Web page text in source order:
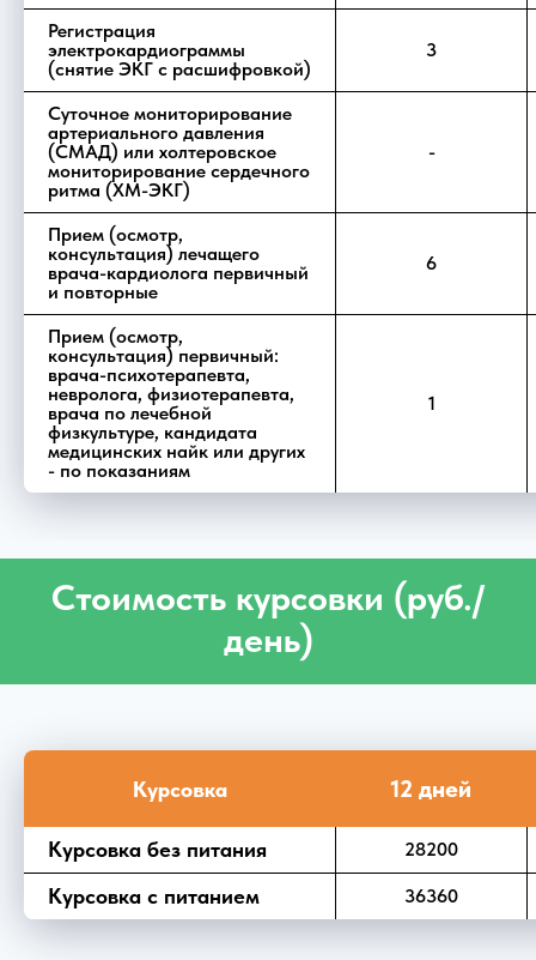
Регистрация
электрокардиограммы
(снятие ЭКГ с расшифровкой)
3
Суточное мониторирование
артериального давления
(СМАД) или холтеровское
мониторирование сердечного
ритма (ХМ-ЭКГ)
-
Прием (осмотр,
консультация) лечащего
врача-кардиолога первичный
и повторные
6
Прием (осмотр,
консультация) первичный:
врача-психотерапевта,
невролога, физиотерапевта,
врача по лечебной
физкультуре, кандидата
медицинских найк или других
- по показаниям
1
Стоимость курсовки (руб./
день)
Курсовка 12 дней
Курсовка без питания 28200
Курсовка с питанием 36360